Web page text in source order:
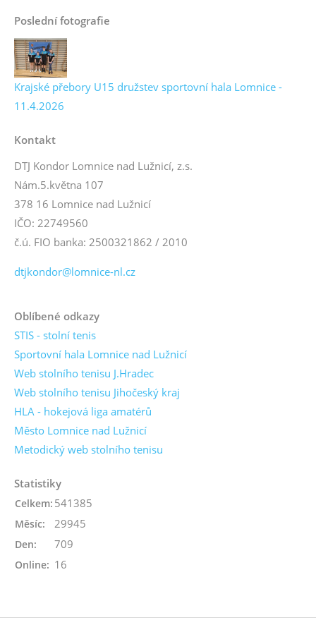
Poslední fotografie
Krajské přebory U15 družstev sportovní hala Lomnice -
11.4.2026
Kontakt
DTJ Kondor Lomnice nad Lužnicí, z.s.
Nám.5.května 107
378 16 Lomnice nad Lužnicí
IČO: 22749560
č.ú. FIO banka: 2500321862 / 2010
dtjkondor@lomnice-nl.cz
Oblíbené odkazy
STIS - stolní tenis
Sportovní hala Lomnice nad Lužnicí
Web stolního tenisu J.Hradec
Web stolního tenisu Jihočeský kraj
HLA - hokejová liga amatérů
Město Lomnice nad Lužnicí
Metodický web stolního tenisu
Statistiky
Online: 16
Celkem: 541385
Měsíc: 29945
Den: 709